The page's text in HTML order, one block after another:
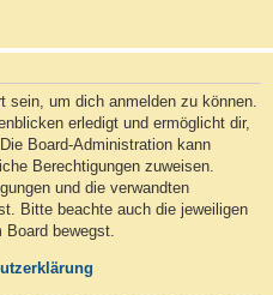
sein, um dich anmelden zu können.
erledigt und ermöglicht dir,
Board-Administration kann
Berechtigungen zuweisen.
und die verwandten
Bitte beachte auch die jeweiligen
bewegst.